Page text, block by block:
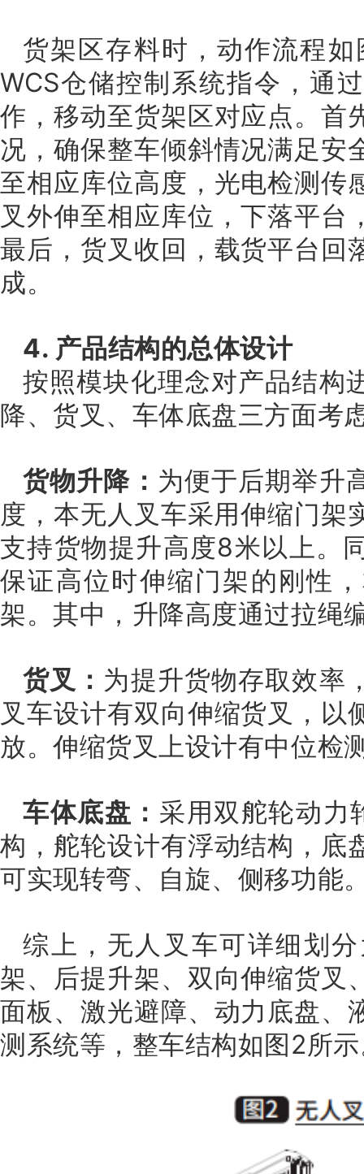
货架区存料时，动作流程
WCS仓储控制系统指令，通
作，移动至货架区对应点。首
况，确保整车倾斜情况满足安
至相应库位高度，光电检测传
叉外伸至相应库位，下落平台
最后，货叉收回，载货平台回
成。
4. 产品结构的总体设计
按照模块化理念对产品结构
降、货叉、车体底盘三方面考
货物升降： 为便于后期举升
度，本无人 叉车采用伸缩门架
支持货物提升高度8米以上。
保证高位时伸缩门架的刚性
架。其中，升降高度通过拉绳
货叉： 为提升货物存取效率
叉车设计有双向伸缩货叉，以
放。伸缩货叉上设计有中位检
车体底盘： 采用双舵轮动力
构，舵轮设计有浮动结构，底
可实现转弯、自旋、侧移功能
综上，无人叉车可详细划
架、后提升架、双向伸缩货叉
面板、激光避障、动力底盘、
测系统等，整车结构如图2所